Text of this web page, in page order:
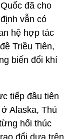
đã cho
vẫn có
hệ hợp tác
Triều Tiên,
biến đổi khí
tiếp đầu tiên
Alaska, Thủ
hối thúc
đổi dựa trên